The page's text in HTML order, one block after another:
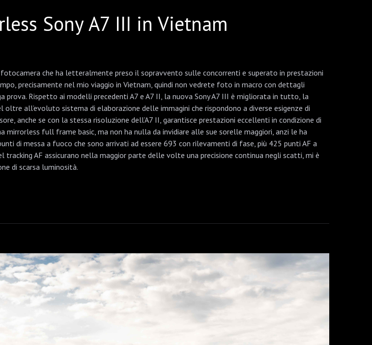
Sony A7 III in Vietnam
che ha letteralmente preso il sopravvento sulle concorrenti e superato in prestazioni
precisamente nel mio viaggio in Vietnam, quindi non vedrete foto in macro con dettagli
Rispetto ai modelli precedenti A7 e A7 II, la nuova Sony A7 III è migliorata in tutto, la
all’evoluto sistema di elaborazione delle immagini che rispondono a diverse esigenze di
anche se con la stessa risoluzione dell’A7 II, garantisce prestazioni eccellenti in condizione di
mirrorless full frame basic, ma non ha nulla da invidiare alle sue sorelle maggiori, anzi le ha
di messa a fuoco che sono arrivati ad essere 693 con rilevamenti di fase, più 425 punti AF a
AF assicurano nella maggior parte delle volte una precisione continua negli scatti, mi è
di scarsa luminosità.